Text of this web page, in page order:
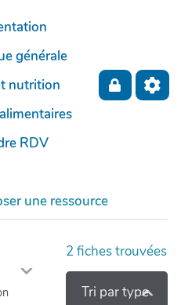
générale
nutrition
RDV
une ressource
2fiches trouvées
Tri par type